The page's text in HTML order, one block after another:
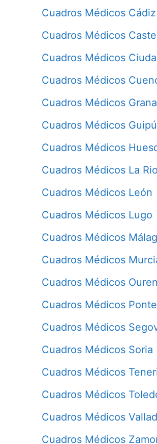
Cuadros Médicos Cádiz
Cuadros Médicos
Cuadros Médicos
Cuadros Médicos
Cuadros Médicos
Cuadros Médicos
Cuadros Médicos
Cuadros Médicos La
Cuadros Médicos León
Cuadros Médicos Lugo
Cuadros Médicos
Cuadros Médicos
Cuadros Médicos
Cuadros Médicos
Cuadros Médicos
Cuadros Médicos Soria
Cuadros Médicos
Cuadros Médicos
Cuadros Médicos
Cuadros Médicos